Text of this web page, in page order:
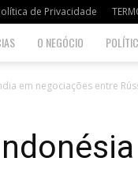
de Privacidade
O NEGÓCIO
em negociações entre